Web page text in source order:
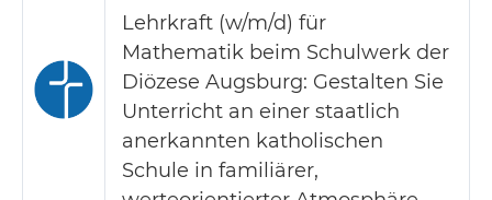
Lehrkraft (w/m/d) für
Mathematik beim Schulwerk der
Diözese Augsburg: Gestalten Sie
Unterricht an einer staatlich
anerkannten katholischen
Schule in familiärer,